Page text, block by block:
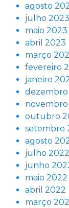
agosto
julho 2023
maio 2023
abril 2023
março
fevereiro
janeiro
dezembro
outubro
setembro
agosto
julho 2022
junho
maio 2022
abril 2022
março